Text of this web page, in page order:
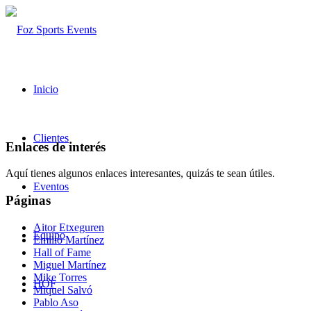
Inicio
Clientes
Eventos
Equipo
HOF
Enlaces de interés
Aquí tienes algunos enlaces interesantes, quizás te sean útiles.
Páginas
Aitor Etxeguren
Emilio Martínez
Hall of Fame
Miguel Martínez
Mike Torres
Miquel Salvó
Pablo Aso